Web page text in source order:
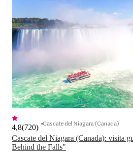
Cascate del Niagara (Canada): visita
Behind the Falls"
4,8(720) Cascate del Niagara (Canada)